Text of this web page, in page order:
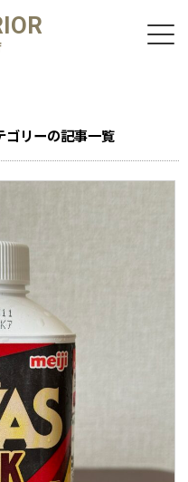
ゴリーの記事一覧